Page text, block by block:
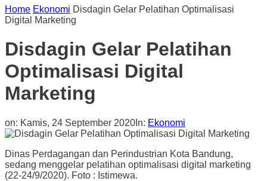
Home Ekonomi Disdagin Gelar Pelatihan Optimalisasi
Digital Marketing
Disdagin Gelar Pelatihan
Optimalisasi Digital
Marketing
on: Kamis, 24 September 2020 In: Ekonomi
Dinas Perdagangan dan Perindustrian Kota Bandung,
sedang menggelar pelatihan optimalisasi digital marketing
(22-24/9/2020). Foto : Istimewa.